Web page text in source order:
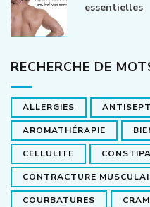
essentielles
RECHERCHE DE
ALLERGIES
AROMATHÉRAPIE
CELLULITE
CONTRACTURE
COURBATURES